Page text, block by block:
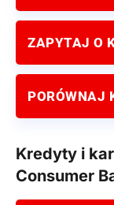
ZAPYTAJ O
PORÓWNAJ
Kredyty i
Consumer